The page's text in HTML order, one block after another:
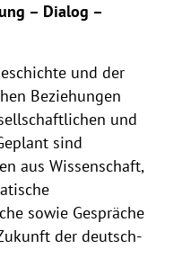
– Dialog –
und der
Beziehungen
und
sind
aus Wissenschaft,
sowie Gespräche
der deutsch-